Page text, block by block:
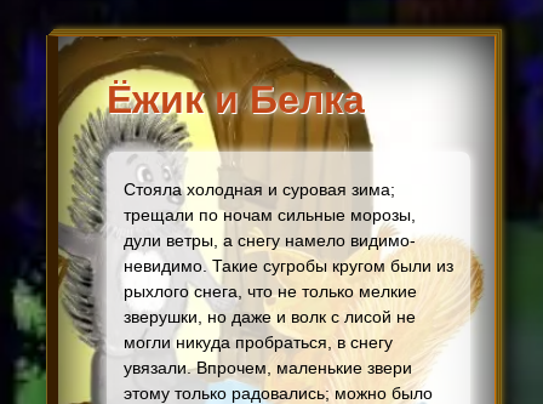
Ёжик и Белка
Стояла холодная и суровая зима;
трещали по ночам сильные морозы,
дули ветры, а снегу намело видимо-
невидимо. Такие сугробы кругом были из
рыхлого снега, что не только мелкие
зверушки, но даже и волк с лисой не
могли никуда пробраться, в снегу
увязали. Впрочем, маленькие звери
этому только радовались; можно было